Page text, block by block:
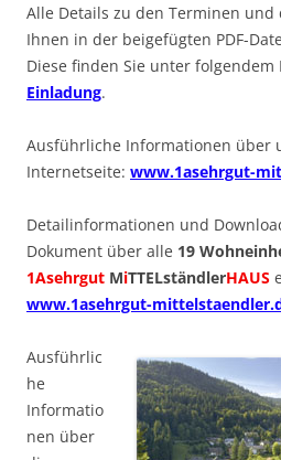
Alle Details zu den Terminen
Ihnen in der beigefügten PDF-
Diese finden Sie unter folgendem
Einladung.
Ausführliche Informationen über
Internetseite: www.1asehrgut-
Detailinformationen und
Dokument über alle 19
1Asehrgut MiTTELständlerHAUS
www.1asehrgut-
Ausführlic
he
Informatio
nen über